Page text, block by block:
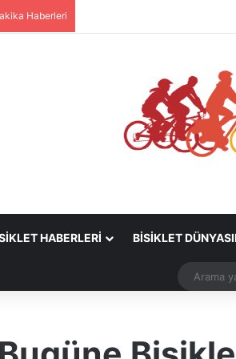
Haberleri
HABERLERI BISIKLET